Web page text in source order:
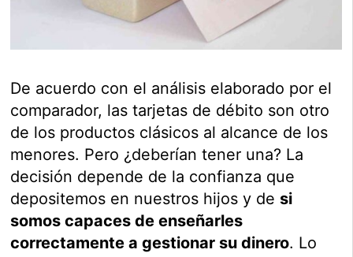
De acuerdo con el análisis elaborado por el
comparador, las tarjetas de débito son otro
de los productos clásicos al alcance de los
menores. Pero ¿deberían tener una? La
decisión depende de la confianza que
depositemos en nuestros hijos y de si
somos capaces de enseñarles
correctamente a gestionar su dinero. Lo